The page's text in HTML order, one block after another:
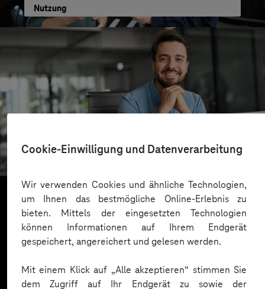
Cookie-Einwilligung und Datenverarbeitung
Wir verwenden Cookies und ähnliche Technologien,
um Ihnen das bestmögliche Online-Erlebnis zu
bieten. Mittels der eingesetzten Technologien
können Informationen auf Ihrem Endgerät
gespeichert, angereichert und gelesen werden.
Mit einem Klick auf „Alle akzeptieren“ stimmen Sie
dem Zugriff auf Ihr Endgerät zu sowie der
Nutzung
Cloudbasierter Kundenservice
Mehr laden